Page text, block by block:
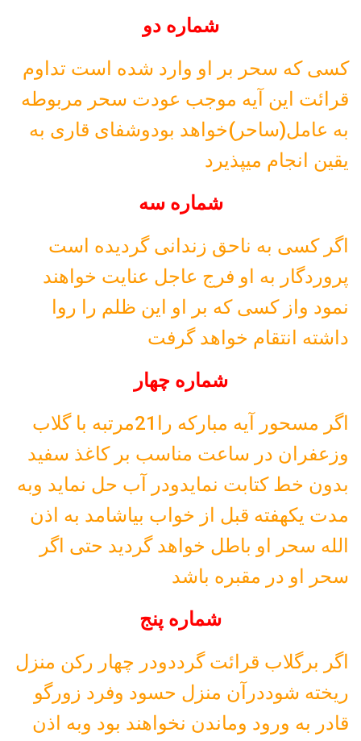
شماره دو
کسی که سحر بر او وارد شده است تداوم
قرائت این آیه موجب عودت سحر مربوطه
به عامل(ساحر)خواهد بودوشفای قاری به
یقین انجام میپذیرد
شماره سه
اگر کسی به ناحق زندانی گردیده است
پروردگار به او فرج عاجل عنایت خواهند
نمود واز کسی که بر او این ظلم را روا
داشته انتقام خواهد گرفت
شماره چهار
اگر مسحور آیه مبارکه را21مرتبه با گلاب
وزعفران در ساعت مناسب بر کاغذ سفید
بدون خط کتابت نمایدودر آب حل نماید وبه
مدت یکهفته قبل از خواب بیاشامد به اذن
الله سحر او باطل خواهد گردید حتی اگر
سحر او در مقبره باشد
شماره پنج
اگر برگلاب قرائت گرددودر چهار رکن منزل
ریخته شوددرآن منزل حسود وفرد زورگو
قادر به ورود وماندن نخواهند بود وبه اذن